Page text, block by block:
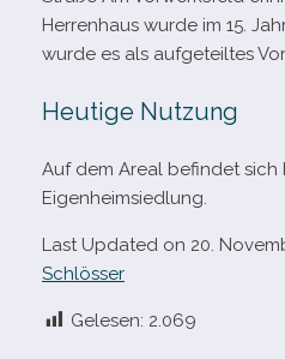
Herrenhaus wurde im 15.
wurde es als auf­ge­teil­tes
Heutige Nutzung
Auf dem Areal befin­det sich
Eigenheimsiedlung.
Last Updated on 20.
Schlösser
Gelesen: 2.069